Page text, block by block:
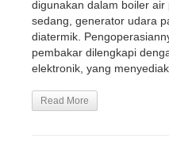
digunakan dalam boiler
sedang, generator udara
diatermik.
pembakar dilengkapi
elektronik, yang
Read More